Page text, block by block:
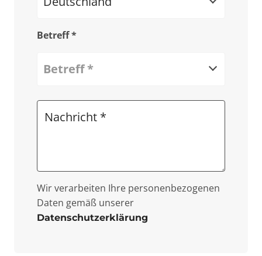
Betreff *
Betreff *
Wir verarbeiten Ihre personenbezogenen
Daten gemäß unserer
Datenschutzerklärung